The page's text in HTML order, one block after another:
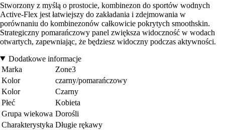
Stworzony z myślą o prostocie, kombinezon do sportów wodnych
Active-Flex jest łatwiejszy do zakładania i zdejmowania w
porównaniu do kombinezonów całkowicie pokrytych smoothskin.
Strategiczny pomarańczowy panel zwiększa widoczność w wodach
otwartych, zapewniając, że będziesz widoczny podczas aktywności.
Dodatkowe informacje
Marka
Zone3
Kolor
czarny/pomarańczowy
Kolor
Czarny
Płeć
Kobieta
Grupa wiekowa Dorośli
Charakterystyka Długie rękawy